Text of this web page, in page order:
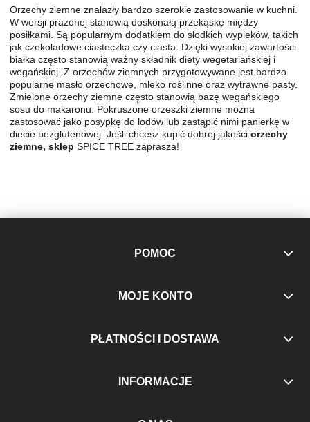
Orzechy ziemne znalazły bardzo szerokie zastosowanie w kuchni.
W wersji prażonej stanowią doskonałą przekąskę między
posiłkami. Są popularnym dodatkiem do słodkich wypieków, takich
jak czekoladowe ciasteczka czy ciasta. Dzięki wysokiej zawartości
białka często stanowią ważny składnik diety wegetariańskiej i
wegańskiej. Z orzechów ziemnych przygotowywane jest bardzo
popularne masło orzechowe, mleko roślinne oraz wytrawne pasty.
Zmielone orzechy ziemne często stanowią bazę wegańskiego
sosu do makaronu. Pokruszone orzeszki ziemne można
zastosować jako posypkę do lodów lub zastąpić nimi panierkę w
diecie bezglutenowej. Jeśli chcesz kupić dobrej jakości orzechy
ziemne, sklep SPICE TREE zaprasza!
POMOC
MOJE KONTO
PŁATNOŚCI I DOSTAWA
INFORMACJE